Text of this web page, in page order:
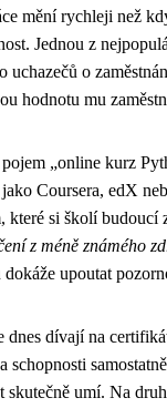
mění rychleji než
Jednou z
uchazečů o
hodnotu mu
„online kurz
Coursera, edX
si školí budoucí
z méně známého
upoutat
dnes dívají na
umí. Na